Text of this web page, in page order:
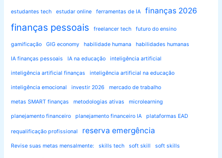
estudantes tech estudar online ferramentas de IA finanças 2026
finanças pessoais freelancer tech futuro do ensino
gamificação GIG economy habilidade humana habilidades humanas
IA finanças pessoais IA na educação inteligência artificial
inteligência artificial finanças inteligência artificial na educação
inteligência emocional investir 2026 mercado de trabalho
metas SMART finanças metodologias ativas microlearning
planejamento financeiro planejamento financeiro IA plataformas EAD
requalificação profissional reserva emergência
Revise suas metas mensalmente: skills tech soft skill soft skills